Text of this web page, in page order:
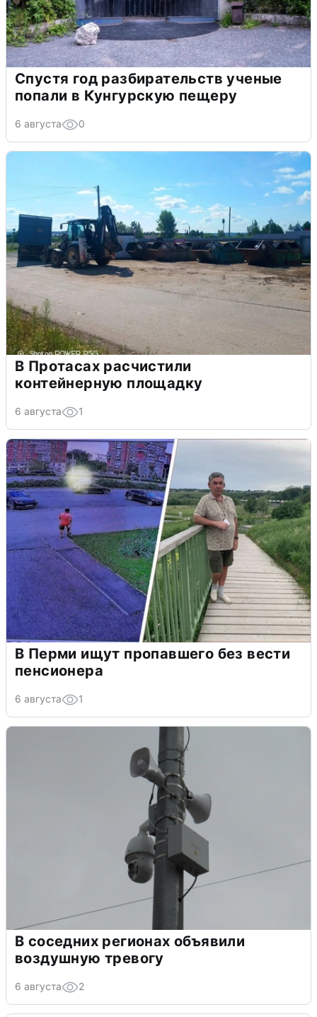
Спустя год разбирательств ученые
попали в Кунгурскую пещеру
6 августа 0
В Протасах расчистили
контейнерную площадку
6 августа 1
В Перми ищут пропавшего без вести
пенсионера
6 августа 1
В соседних регионах объявили
воздушную тревогу
6 августа 2